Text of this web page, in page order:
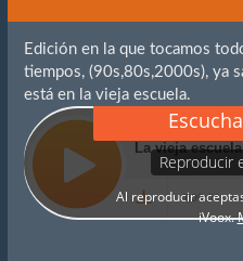
Edición en la que tocamos
tiempos, (90s,80s,2000s), ya
está en la vieja escuela.